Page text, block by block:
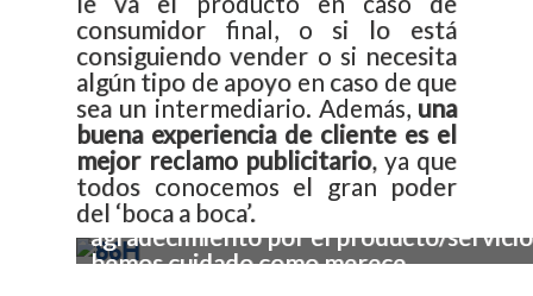
consumidor final, o si lo está
consiguiendo vender o si necesita
algún tipo de apoyo en caso de que
sea un intermediario. Además, una
buena experiencia de cliente es el
mejor reclamo publicitario, ya que
todos conocemos el gran poder
del ‘boca a boca’.
Debemos intentar que el cliente sienta
agradecimiento por el producto/
hemos cuidado como merece.